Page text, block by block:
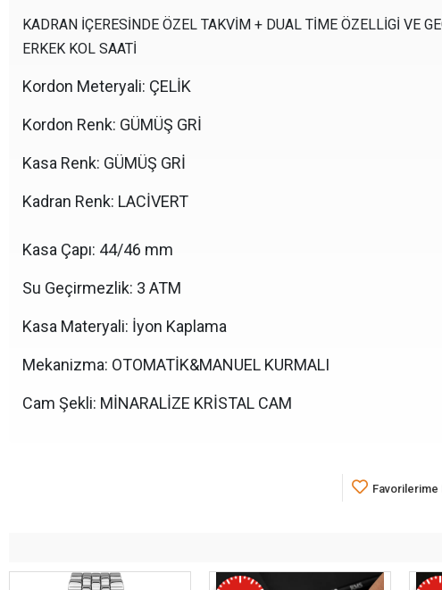
KADRAN İÇERESİNDE ÖZEL TAKVİM + DUAL TİME ÖZELLİGİ VE
ERKEK KOL SAATİ
Kordon Meteryali: ÇELİK
Kordon Renk: GÜMÜŞ GRİ
Kasa Renk: GÜMÜŞ GRİ
Kadran Renk: LACİVERT
Kasa Çapı: 44/46 mm
Su Geçirmezlik: 3 ATM
Kasa Materyali: İyon Kaplama
Mekanizma: OTOMATİK&MANUEL KURMALI
Cam Şekli: MİNARALİZE KRİSTAL CAM
Favorilerime